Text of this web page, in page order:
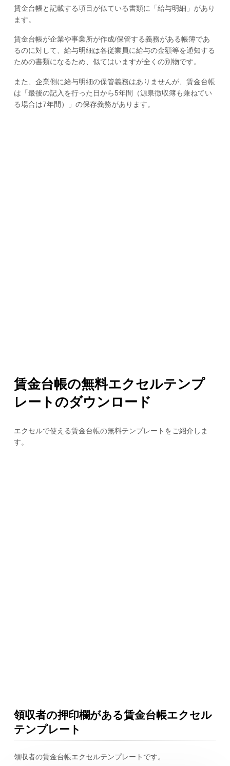
賃金台帳と記載する項目が似ている書類に「給与明細」があり
ます。
賃金台帳が企業や事業所が作成/保管する義務がある帳簿であ
るのに対して、給与明細は各従業員に給与の金額等を通知する
ための書類になるため、似てはいますが全くの別物です。
また、企業側に給与明細の保管義務はありませんが、賃金台帳
は「最後の記入を行った日から5年間（源泉徴収簿も兼ねてい
る場合は7年間）」の保存義務があります。
賃金台帳の無料エクセルテンプ
レートのダウンロード
エクセルで使える賃金台帳の無料テンプレートをご紹介しま
す。
領収者の押印欄がある賃金台帳エクセル
テンプレート
領収者の賃金台帳エクセルテンプレートです。